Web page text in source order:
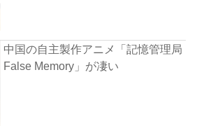
中国の自主製作アニメ「記憶管理局
False Memory」が凄い